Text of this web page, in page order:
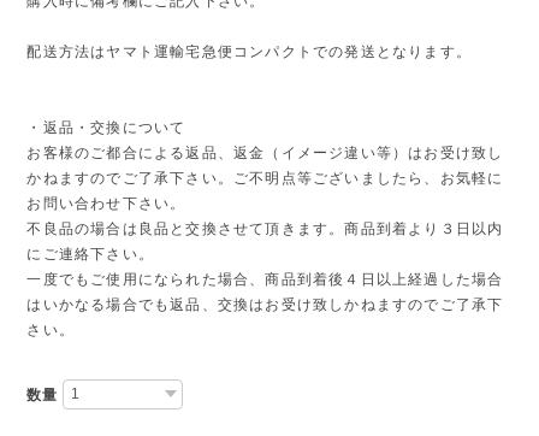
配送方法はヤマト運輸宅急便コンパクトでの発送となります。
・返品・交換について
お客様のご都合による返品、返金（イメージ違い等）はお受け致し
かねますのでご了承下さい。ご不明点等ございましたら、お気軽に
お問い合わせ下さい。
不良品の場合は良品と交換させて頂きます。商品到着より３日以内
にご連絡下さい。
一度でもご使用になられた場合、商品到着後４日以上経過した場合
はいかなる場合でも返品、交換はお受け致しかねますのでご了承下
さい。
数量